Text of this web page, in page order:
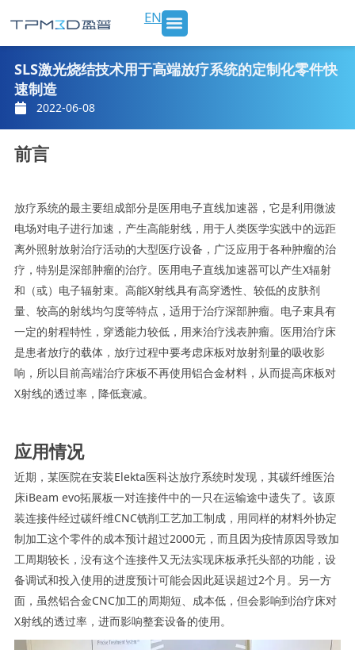
至
内
EN
SLS激光烧结技术用于高端放疗系统的定制化零件快
速制造
2022-06-08
前言
放疗系统的最主要组成部分是医用电子直线加速器，它是利用微波
电场对电子进行加速，产生高能射线，用于人类医学实践中的远距
离外照射放射治疗活动的大型医疗设备，广泛应用于各种肿瘤的治
疗，特别是深部肿瘤的治疗。医用电子直线加速器可以产生X辐射
和（或）电子辐射束。高能X射线具有高穿透性、较低的皮肤剂
量、较高的射线均匀度等特点，适用于治疗深部肿瘤。电子束具有
一定的射程特性，穿透能力较低，用来治疗浅表肿瘤。医用治疗床
是患者放疗的载体，放疗过程中要考虑床板对放射剂量的吸收影
响，所以目前高端治疗床板不再使用铝合金材料，从而提高床板对
X射线的透过率，降低衰减。
应用情况
近期，某医院在安装Elekta医科达放疗系统时发现，其碳纤维医治
床iBeam evo拓展板一对连接件中的一只在运输途中遗失了。该原
装连接件经过碳纤维CNC铣削工艺加工制成，用同样的材料外协定
制加工这个零件的成本预计超过2000元，而且因为疫情原因导致加
工周期较长，没有这个连接件又无法实现床板承托头部的功能，设
备调试和投入使用的进度预计可能会因此延误超过2个月。另一方
面，虽然铝合金CNC加工的周期短、成本低，但会影响到治疗床对
X射线的透过率，进而影响整套设备的使用。